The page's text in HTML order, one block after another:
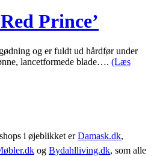
Prince’
og er fuldt ud hårdfør under
lancetformede blade…. (Læs
i øjeblikket erDamask.dk,
og Bydahlliving.dk, som alle